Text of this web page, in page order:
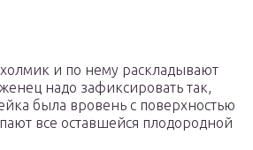
и по нему раскладывают
надо зафиксировать так,
была вровень с поверхностью
все оставшейся плодородной